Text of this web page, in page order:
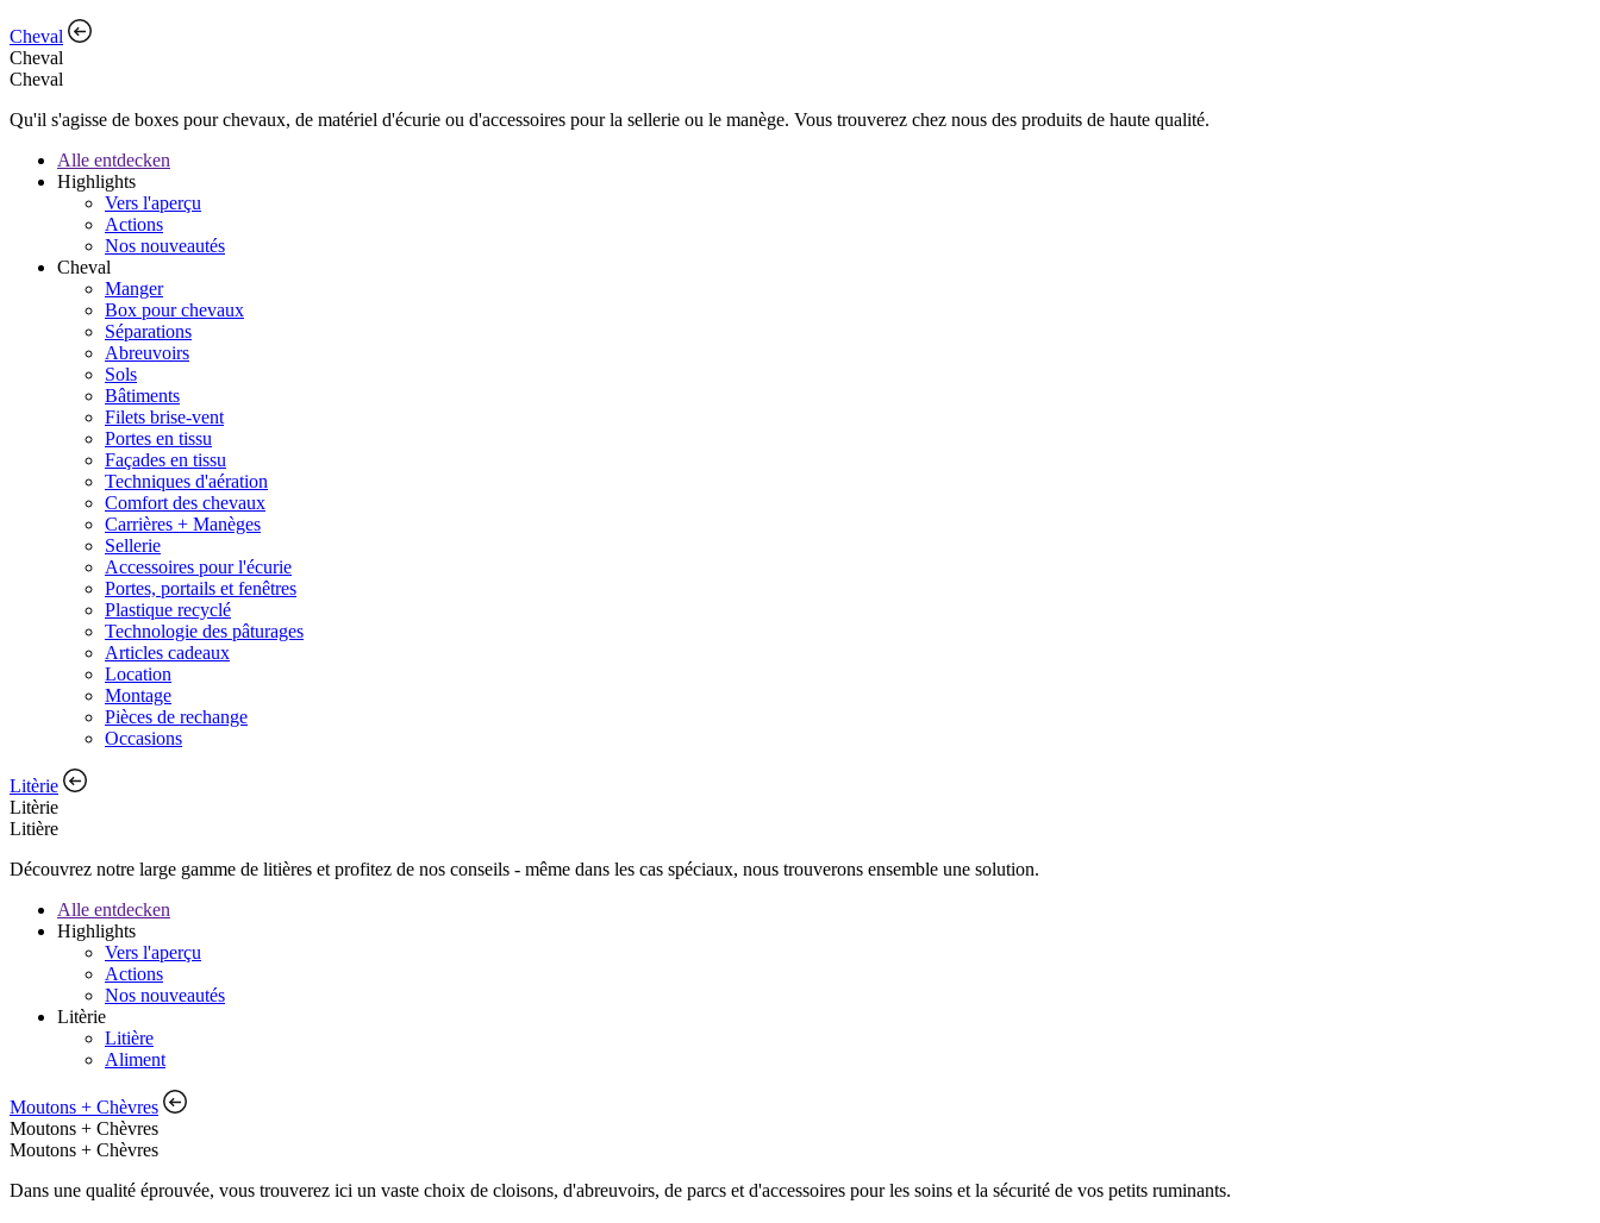
Cheval
Cheval
Cheval
Qu'il s'agisse de boxes pour chevaux, de matériel d'écurie ou d'accessoires pour la sellerie ou le manège. Vous trouverez chez nous des produits de haute qualité.
Alle entdecken
Highlights
Vers l'aperçu
Actions
Nos nouveautés
Cheval
Manger
Box pour chevaux
Séparations
Abreuvoirs
Sols
Bâtiments
Filets brise-vent
Portes en tissu
Façades en tissu
Techniques d'aération
Comfort des chevaux
Carrières + Manèges
Sellerie
Accessoires pour l'écurie
Portes, portails et fenêtres
Plastique recyclé
Technologie des pâturages
Articles cadeaux
Location
Montage
Pièces de rechange
Occasions
Litèrie
Litèrie
Litière
Découvrez notre large gamme de litières et profitez de nos conseils - même dans les cas spéciaux, nous trouverons ensemble une solution.
Alle entdecken
Highlights
Vers l'aperçu
Actions
Nos nouveautés
Litèrie
Litière
Aliment
Moutons + Chèvres
Moutons + Chèvres
Moutons + Chèvres
Dans une qualité éprouvée, vous trouverez ici un vaste choix de cloisons, d'abreuvoirs, de parcs et d'accessoires pour les soins et la sécurité de vos petits ruminants.